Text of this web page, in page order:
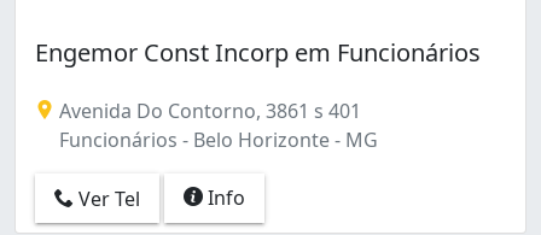
Engemor Const Incorp em Funcionários
Avenida Do Contorno, 3861 s 401
Funcionários - Belo Horizonte - MG
Ver Tel Info